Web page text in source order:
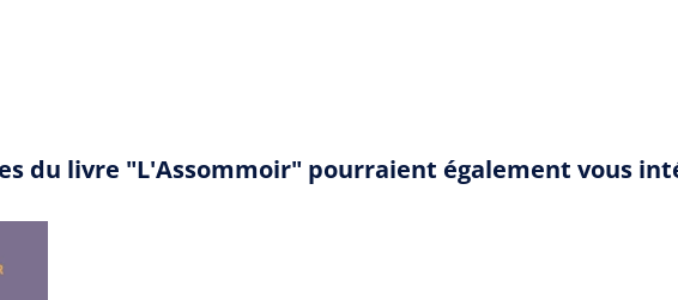
du livre "L'Assommoir" pourraient également vous